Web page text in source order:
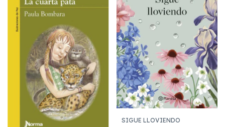
SIGUE LLOVIENDO